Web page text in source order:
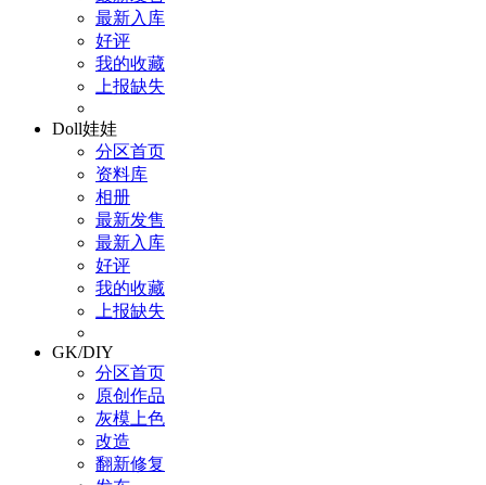
最新入库
好评
我的收藏
上报缺失
Doll娃娃
分区首页
资料库
相册
最新发售
最新入库
好评
我的收藏
上报缺失
GK/DIY
分区首页
原创作品
灰模上色
改造
翻新修复